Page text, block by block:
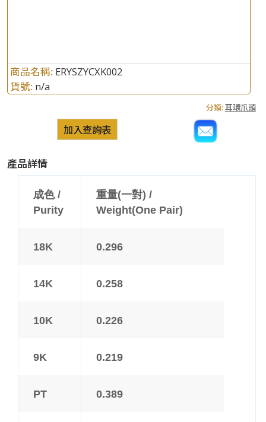
商品名稱: ERYSZYCXK002
貨號: n/a
分類: 耳環爪頭
加入查詢表
產品詳情
成色 /
Purity
重量(一對) /
Weight(One Pair)
18K 0.296
14K 0.258
10K 0.226
9K 0.219
PT 0.389